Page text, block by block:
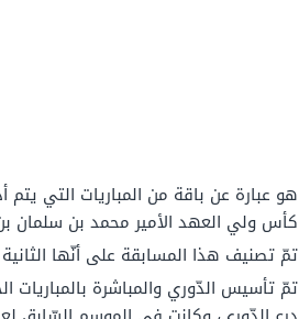
هو عبارة عن باقة من المباريات التي
كأس ولي العهد الأمير محمد بن سلمان بن
تمّ تصنيف هذا المسابقة على أنّها الثانية على